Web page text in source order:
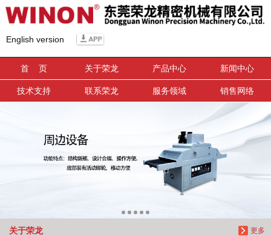
English version
首 页 关于荣龙 产品中心 新闻中心
技术支持 联系荣龙 服务领域 销售网络
更多
关于荣龙
信息搜索
搜索